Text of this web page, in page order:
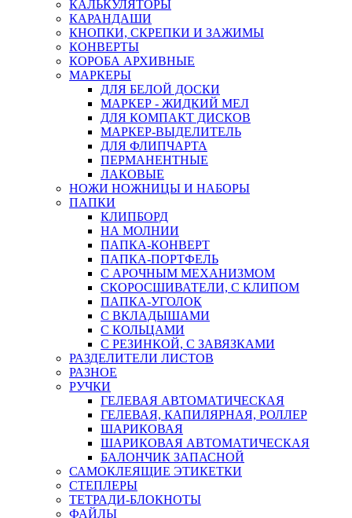
КАЛЬКУЛЯТОРЫ
КАРАНДАШИ
КНОПКИ, СКРЕПКИ И ЗАЖИМЫ
КОНВЕРТЫ
КОРОБА АРХИВНЫЕ
МАРКЕРЫ
ДЛЯ БЕЛОЙ ДОСКИ
МАРКЕР - ЖИДКИЙ МЕЛ
ДЛЯ КОМПАКТ ДИСКОВ
МАРКЕР-ВЫДЕЛИТЕЛЬ
ДЛЯ ФЛИПЧАРТА
ПЕРМАНЕНТНЫЕ
ЛАКОВЫЕ
НОЖИ НОЖНИЦЫ И НАБОРЫ
ПАПКИ
КЛИПБОРД
НА МОЛНИИ
ПАПКА-КОНВЕРТ
ПАПКА-ПОРТФЕЛЬ
С АРОЧНЫМ МЕХАНИЗМОМ
СКОРОСШИВАТЕЛИ, С КЛИПОМ
ПАПКА-УГОЛОК
С ВКЛАДЫШАМИ
С КОЛЬЦАМИ
С РЕЗИНКОЙ, С ЗАВЯЗКАМИ
РАЗДЕЛИТЕЛИ ЛИСТОВ
РАЗНОЕ
РУЧКИ
ГЕЛЕВАЯ АВТОМАТИЧЕСКАЯ
ГЕЛЕВАЯ, КАПИЛЯРНАЯ, РОЛЛЕР
ШАРИКОВАЯ
ШАРИКОВАЯ АВТОМАТИЧЕСКАЯ
БАЛОНЧИК ЗАПАСНОЙ
САМОКЛЕЯЩИЕ ЭТИКЕТКИ
СТЕПЛЕРЫ
ТЕТРАДИ-БЛОКНОТЫ
ФАЙЛЫ